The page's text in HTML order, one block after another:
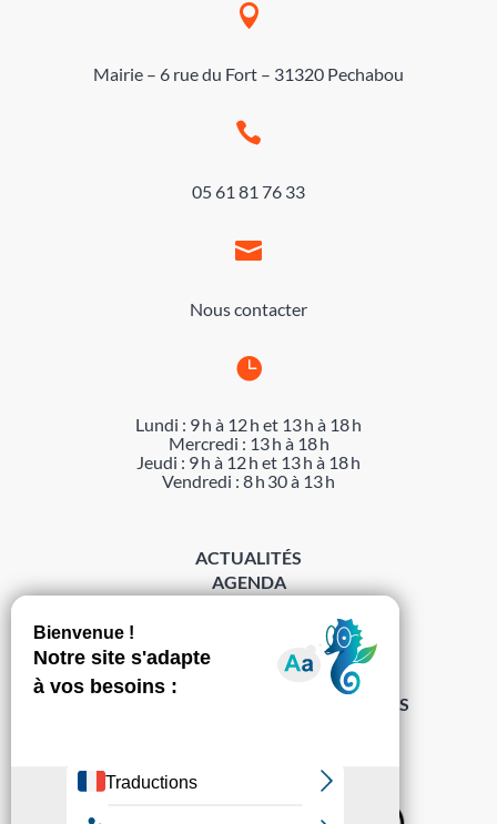

Mairie – 6 rue du Fort – 31320 Pechabou

05 61 81 76 33

Nous contacter

Lundi : 9 h à 12 h et 13 h à 18 h
Mercredi : 13 h à 18 h
Jeudi : 9 h à 12 h et 13 h à 18 h
Vendredi : 8 h 30 à 13 h
ACTUALITÉS
AGENDA
MENTIONS LÉGALES
PROTECTION DES DONNÉES
POLITIQUE DE GESTION DES COOKIES